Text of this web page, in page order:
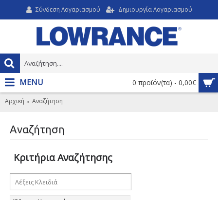
Σύνδεση Λογαριασμού Δημιουργία Λογαριασμού
0 προϊόν(τα) - 0,00€
MENU
Αρχική Αναζήτηση
Αναζήτηση
Κριτήρια Αναζήτησης